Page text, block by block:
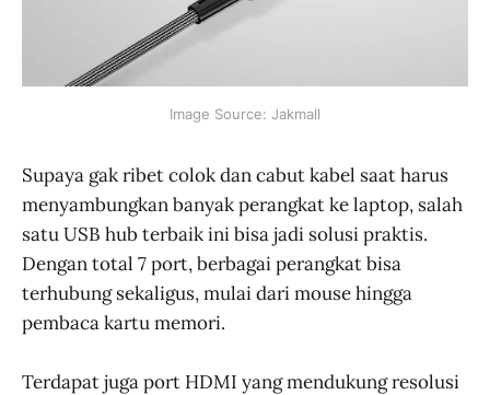
Image Source: Jakmall
Supaya gak ribet colok dan cabut kabel saat harus
menyambungkan banyak perangkat ke laptop, salah
satu USB hub terbaik ini bisa jadi solusi praktis.
Dengan total 7 port, berbagai perangkat bisa
terhubung sekaligus, mulai dari mouse hingga
pembaca kartu memori.
Terdapat juga port HDMI yang mendukung resolusi